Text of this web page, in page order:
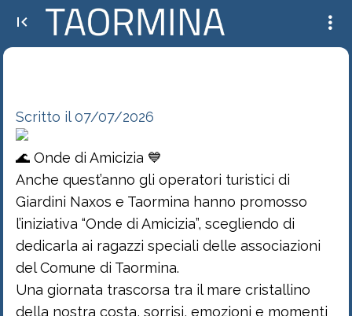
Scritto il 07/07/2026
🌊 Onde di Amicizia 💙
Anche quest’anno gli operatori turistici di
Giardini Naxos e Taormina hanno promosso
l’iniziativa “Onde di Amicizia”, scegliendo di
dedicarla ai ragazzi speciali delle associazioni
del Comune di Taormina.
Una giornata trascorsa tra il mare cristallino
della nostra costa, sorrisi, emozioni e momenti